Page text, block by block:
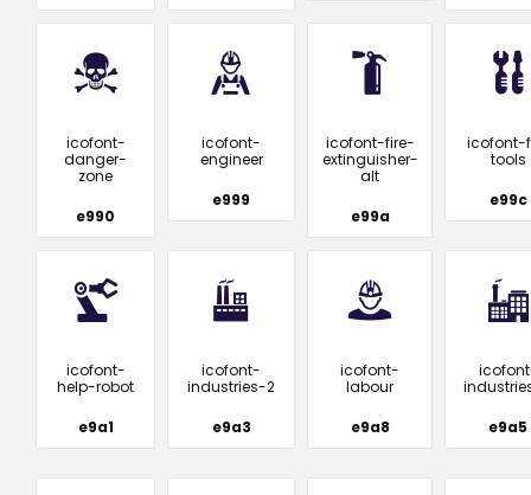
icofont-
danger-
zone
e990
icofont-
engineer
e999
icofont-fire-
extinguisher-
alt
e99a
icofont-
tools
e99c
icofont-
help-robot
e9a1
icofont-
industries-2
e9a3
icofont-
labour
e9a8
e9a5